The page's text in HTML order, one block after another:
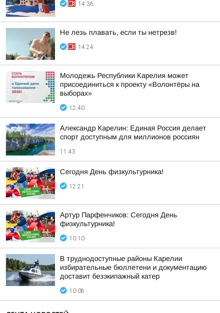
14:36
Не лезь плавать, если ты нетрезв!
14:24
Молодежь Республики Карелия может
присоединиться к проекту «Волонтёры на
выборах»
12:40
Александр Карелин: Единая Россия делает
спорт доступным для миллионов россиян
11:43
Сегодня День физкультурника!
12:21
Артур Парфенчиков: Сегодня День
физкультурника!
10:10
В труднодоступные районы Карелии
избирательные бюллетени и документацию
доставит безэкипажный катер
10:08